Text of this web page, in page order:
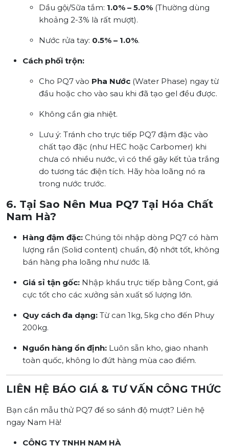
Dầu gội/Sữa tắm: 1.0% – 5.0% (Thường dùng
khoảng 2-3% là rất mượt).
Nước rửa tay: 0.5% – 1.0%.
Cách phối trộn:
Cho PQ7 vào Pha Nước (Water Phase) ngay từ
đầu hoặc cho vào sau khi đã tạo gel đều được.
Không cần gia nhiệt.
Lưu ý: Tránh cho trực tiếp PQ7 đậm đặc vào
chất tạo đặc (như HEC hoặc Carbomer) khi
chưa có nhiều nước, vì có thể gây kết tủa trắng
do tương tác điện tích. Hãy hòa loãng nó ra
trong nước trước.
6. Tại Sao Nên Mua PQ7 Tại Hóa Chất
Nam Hà?
Hàng đậm đặc: Chúng tôi nhập dòng PQ7 có hàm
lượng rắn (Solid content) chuẩn, độ nhớt tốt, không
bán hàng pha loãng như nước lã.
Giá sỉ tận gốc: Nhập khẩu trực tiếp bằng Cont, giá
cực tốt cho các xưởng sản xuất số lượng lớn.
Quy cách đa dạng: Từ can 1kg, 5kg cho đến Phuy
200kg.
Nguồn hàng ổn định: Luôn sẵn kho, giao nhanh
toàn quốc, không lo đứt hàng mùa cao điểm.
LIÊN HỆ BÁO GIÁ & TƯ VẤN CÔNG THỨC
Bạn cần mẫu thử PQ7 để so sánh độ mượt? Liên hệ
ngay Nam Hà!
CÔNG TY TNHH NAM HÀ